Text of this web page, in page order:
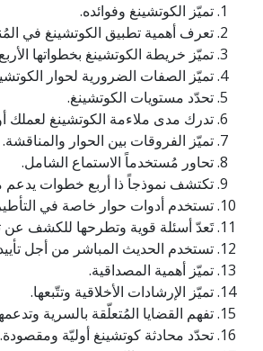
تميّز الكوتشينغ وفوائده.
تعرف أهمية تطبيق الكوتشينغ في
تميّز خريطة الكوتشينغ بخطواتها
تميّز الصفات الضرورية لحوار
تحدّد مستويات الكوتشينغ.
تدرك مدى ملاءمة الكوتشينغ لعملك
تميّز الفروقات بين الحوار والمناقشة.
تحاور مُستخدماً الاستماع الشامل.
تكتشف نموذجاً ذا أربع خطوات يدعم
تستخدم أدوات حوار خاصة في
تَعدّ أسئلة قوية وتطرحها للكشف عن
تستخدم الحديث المباشر من أجل
تميّز أهمية المصداقية.
تميّز الإرشادات الأخلاقية وتتّبعها.
تفهم القضايا المُتعلّقة بالسرية
تحدّد محادثة كوتشينغ أوليّة ومقصودة.